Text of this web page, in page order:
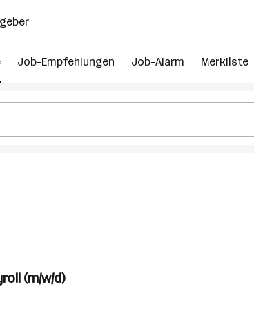
Job-Empfehlungen Job-Alarm Merkliste
(m/w/d)